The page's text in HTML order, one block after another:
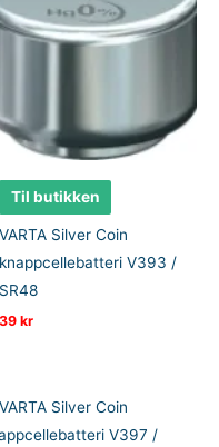
Til butikken
VARTA Silver Coin
knappcellebatteri V393 /
SR48
39kr